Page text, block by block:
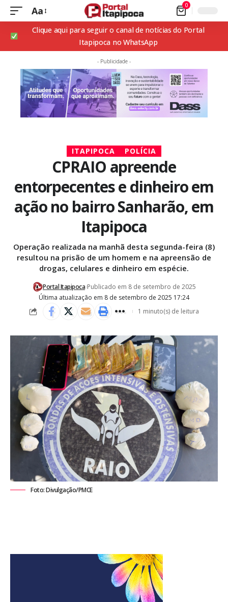
Aa 0
Clique aqui para seguir o canal de notícias do Portal
Itapipoca no WhatsApp
- Publicidade -
ITAPIPOCA POLÍCIA
CPRAIO apreende
entorpecentes e dinheiro em
ação no bairro Sanharão, em
Itapipoca
Operação realizada na manhã desta segunda-feira (8)
resultou na prisão de um homem e na apreensão de
drogas, celulares e dinheiro em espécie.
Última atualização em 8 de setembro de 2025 17:24
Portal Itapipoca Publicado em 8 de setembro de 2025
1 minuto(s) de leitura
Foto: Divulgação/PMCE